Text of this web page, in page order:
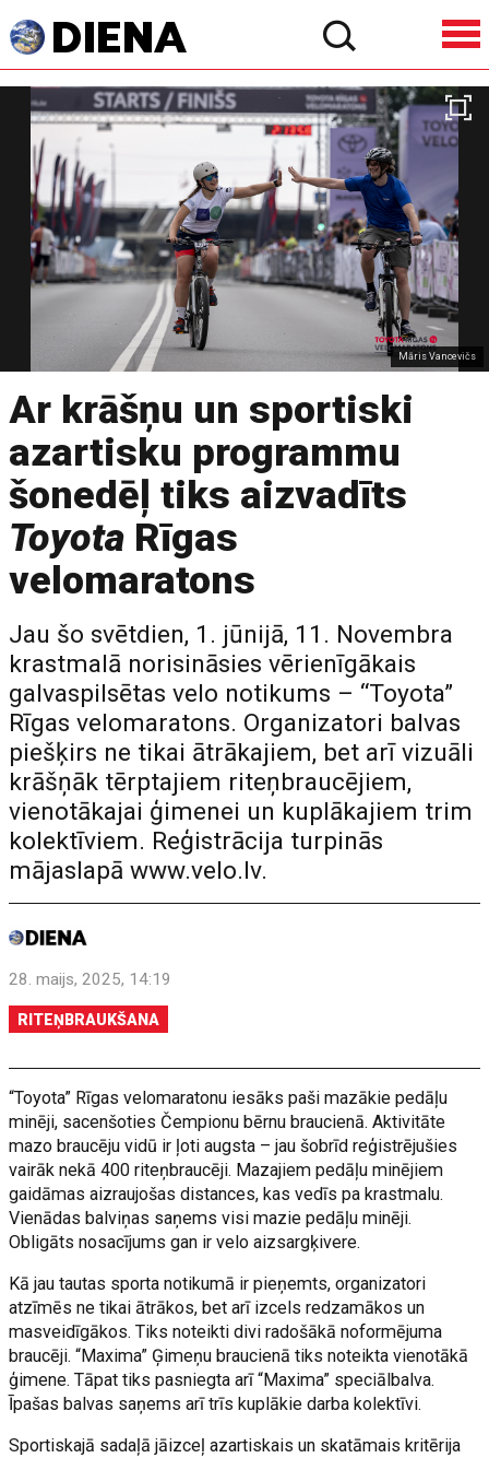
Māris Vancevičs
Ar krāšņu un sportiski
azartisku programmu
šonedēļ tiks aizvadīts
Toyota Rīgas
velomaratons
Jau šo svētdien, 1. jūnijā, 11. Novembra
krastmalā norisināsies vērienīgākais
galvaspilsētas velo notikums – “Toyota”
Rīgas velomaratons. Organizatori balvas
piešķirs ne tikai ātrākajiem, bet arī vizuāli
krāšņāk tērptajiem riteņbraucējiem,
vienotākajai ģimenei un kuplākajiem trim
kolektīviem. Reģistrācija turpinās
mājaslapā www.velo.lv.
28. maijs, 2025, 14:19
RITEŅBRAUKŠANA
“Toyota” Rīgas velomaratonu iesāks paši mazākie pedāļu
minēji, sacenšoties Čempionu bērnu braucienā. Aktivitāte
mazo braucēju vidū ir ļoti augsta – jau šobrīd reģistrējušies
vairāk nekā 400 riteņbraucēji. Mazajiem pedāļu minējiem
gaidāmas aizraujošas distances, kas vedīs pa krastmalu.
Vienādas balviņas saņems visi mazie pedāļu minēji.
Obligāts nosacījums gan ir velo aizsargķivere.
Kā jau tautas sporta notikumā ir pieņemts, organizatori
atzīmēs ne tikai ātrākos, bet arī izcels redzamākos un
masveidīgākos. Tiks noteikti divi radošākā noformējuma
braucēji. “Maxima” Ģimeņu braucienā tiks noteikta vienotākā
ģimene. Tāpat tiks pasniegta arī “Maxima” speciālbalva.
Īpašas balvas saņems arī trīs kuplākie darba kolektīvi.
Sportiskajā sadaļā jāizceļ azartiskais un skatāmais kritērija